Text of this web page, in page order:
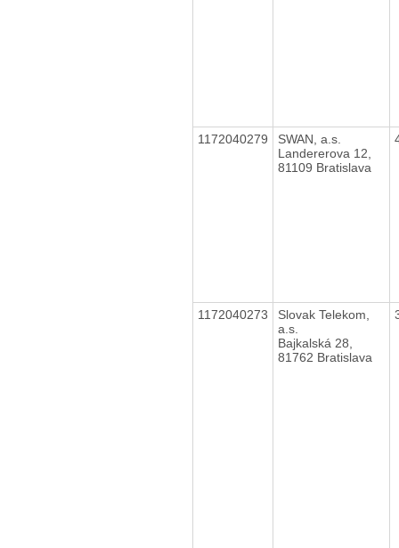
1172040279
SWAN, a.s.
Landererova 12,
81109 Bratislava
1172040273
Slovak Telekom,
a.s.
Bajkalská 28,
81762 Bratislava